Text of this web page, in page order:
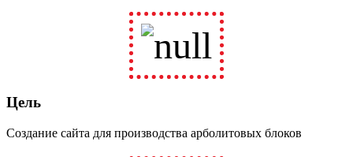
Цель
Создание сайта для производства арболитовых блоков